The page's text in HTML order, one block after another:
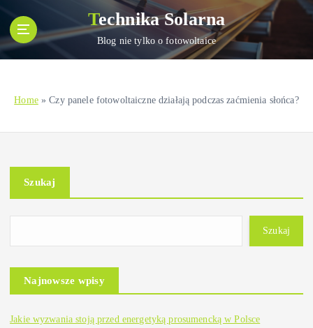
i
n
Technika Solarna
Blog nie tylko o fotowoltaice
Home»Czy panele fotowoltaiczne działają podczas zaćmienia słońca?
Szukaj
Szukaj
Najnowsze wpisy
Jakie wyzwania stoją przed energetyką prosumencką w Polsce